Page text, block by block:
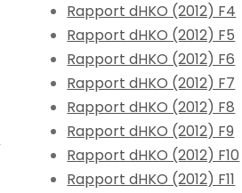
Rapport dHKO (2012) F4
Rapport dHKO (2012) F5
Rapport dHKO (2012) F6
Rapport dHKO (2012) F7
Rapport dHKO (2012) F8
Rapport dHKO (2012) F9
Rapport dHKO (2012) F10
Rapport dHKO (2012) F11